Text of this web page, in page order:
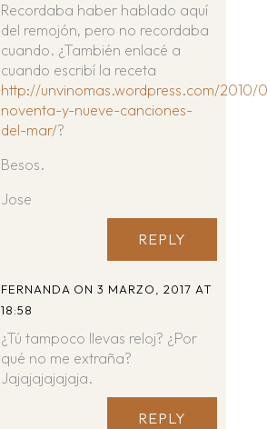
Recordaba haber hablado aquí
del remojón, pero no recordaba
cuando. ¿También enlacé a
cuando escribí la receta
http://unvinomas.wordpress.com/
noventa-y-nueve-canciones-
del-mar/?
Besos.
Jose
REPLY
FERNANDA ON 3 MARZO, 2017 AT
18:58
¿Tú tampoco llevas reloj? ¿Por
qué no me extraña?
Jajajajajajaja.
REPLY